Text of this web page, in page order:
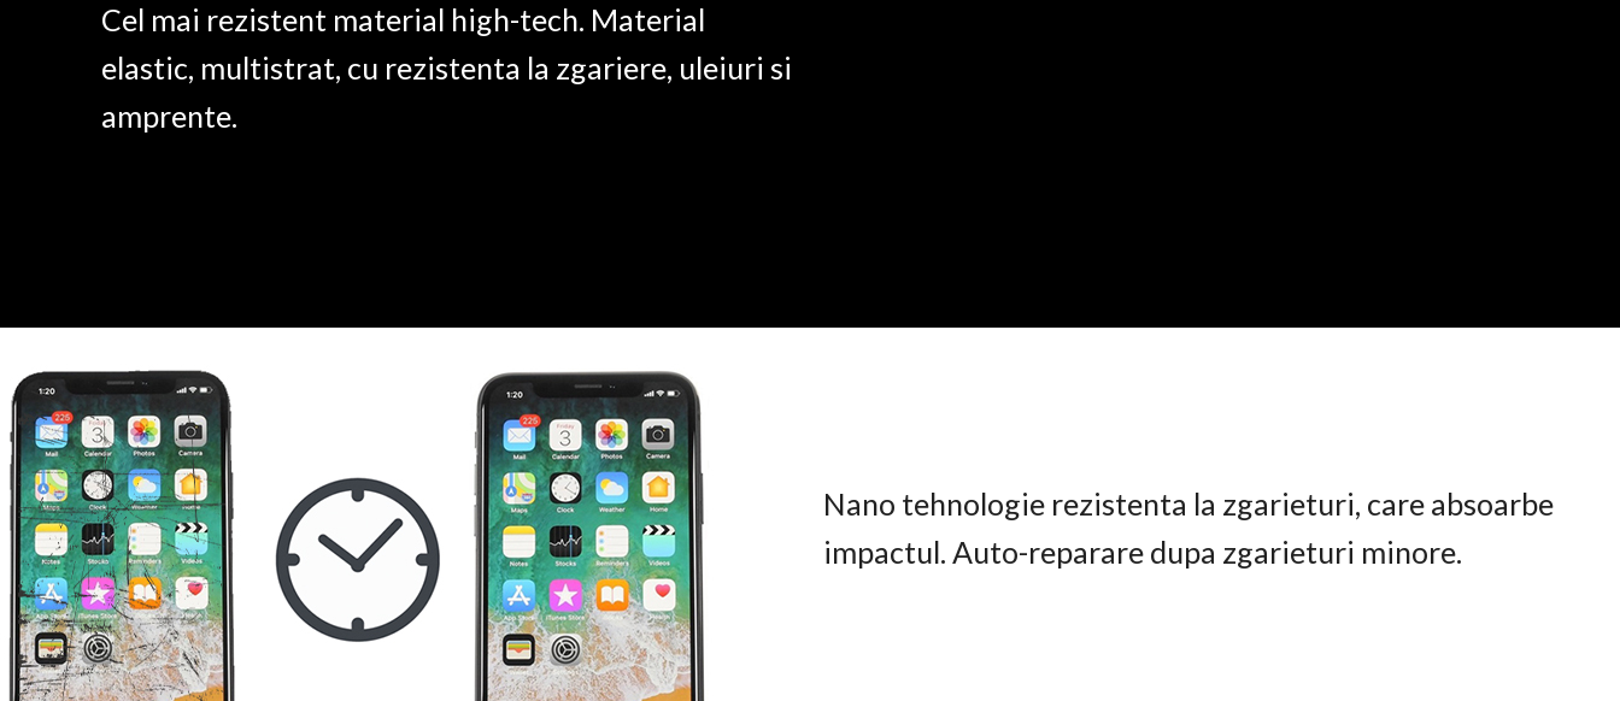
Cel mai rezistent material high-tech. Material
elastic, multistrat, cu rezistenta la zgariere, uleiuri si
amprente.
Nano tehnologie rezistenta la zgarieturi, care absoarbe
impactul. Auto-reparare dupa zgarieturi minore.